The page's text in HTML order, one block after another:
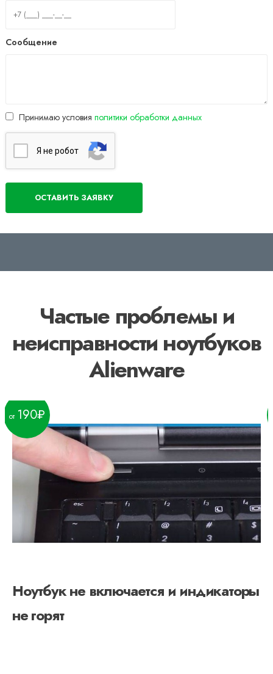
Сообщение
Принимаю условия политики обработки данных
Я нe poбoт
Частые проблемы и
неисправности ноутбуков
Alienware
Ноутбук не включается и индикаторы
не горят
190